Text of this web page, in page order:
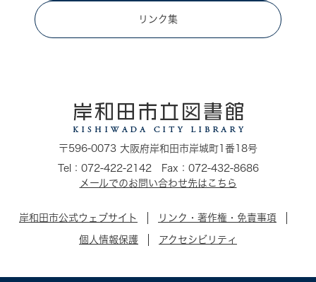
リンク集
〒596-0073 大阪府岸和田市岸城町1番18号
Tel：072-422-2142 Fax：072-432-8686
メールでのお問い合わせ先はこちら
岸和田市公式ウェブサイト リンク・著作権・免責事項
個人情報保護 アクセシビリティ